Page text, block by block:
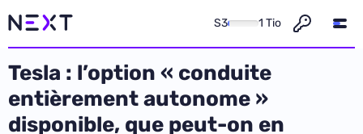
S3 1 Tio
Tesla : l’option « conduite
entièrement autonome »
disponible, que peut-on en